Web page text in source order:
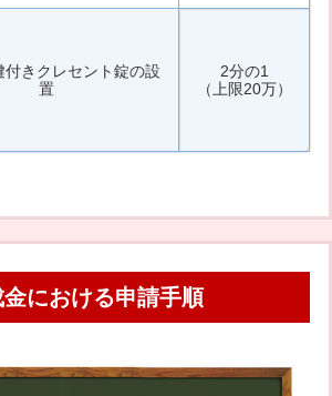
付きクレセント錠の設
置
2分の1
（上限20万）
における申請手順